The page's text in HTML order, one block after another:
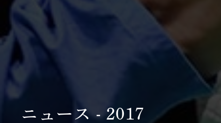
ニュース - 2017